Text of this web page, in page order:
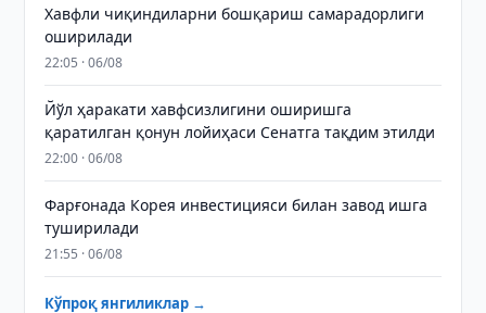
Хавфли чиқиндиларни бошқариш самарадорлиги
оширилади
22:05 · 06/08
Йўл ҳаракати хавфсизлигини оширишга
қаратилган қонун лойиҳаси Сенатга тақдим этилди
22:00 · 06/08
Фарғонада Корея инвестицияси билан завод ишга
туширилади
21:55 · 06/08
Кўпроқ янгиликлар →